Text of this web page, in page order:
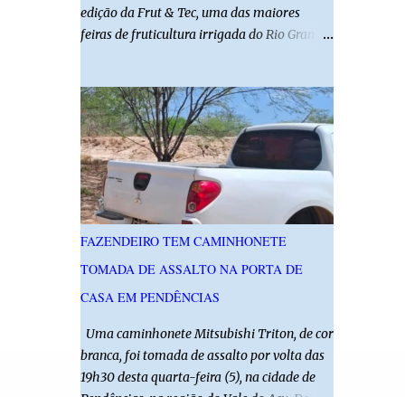
edição da Frut & Tec, uma das maiores
feiras de fruticultura irrigada do Rio Grande
estudantes e profissionais do agronegócio,
com palestras de especialistas, visitas
técnicas a campo e uma ampla exposição de
empresas, instituições e tecnologias voltadas
ao setor. Além das atividades técnicas, a
feira contará com programação cultural. No
dia 20 de agosto, o público poderá prestigiar
o show de humor com Mução, seguido de
apresentação musical de Vê Barreto. A Frut
& Tec reforça a importância do Distrito de
fruticultura irrigada, promovendo
conhecimento, inovação e oportunidades
para o desenvolvimento do agronegócio
FAZENDEIRO TEM CAMINHONETE
TOMADA DE ASSALTO NA PORTA DE
CASA EM PENDÊNCIAS
Uma caminhonete Mitsubishi Triton, de cor
branca, foi tomada de assalto por volta das
19h30 desta quarta-feira (5), na cidade de